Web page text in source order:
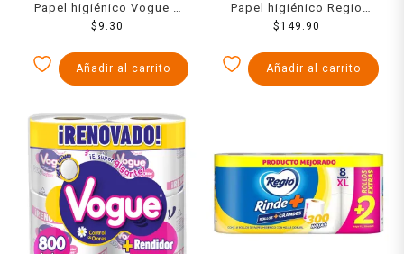
Papel higiénico Vogue 1
rollo 400 hojas dobles
$ 9.30
Añadir al carrito
Papel higiénico Regio
Rinde + 24 maxi rollos
$149.90
Añadir al carrito